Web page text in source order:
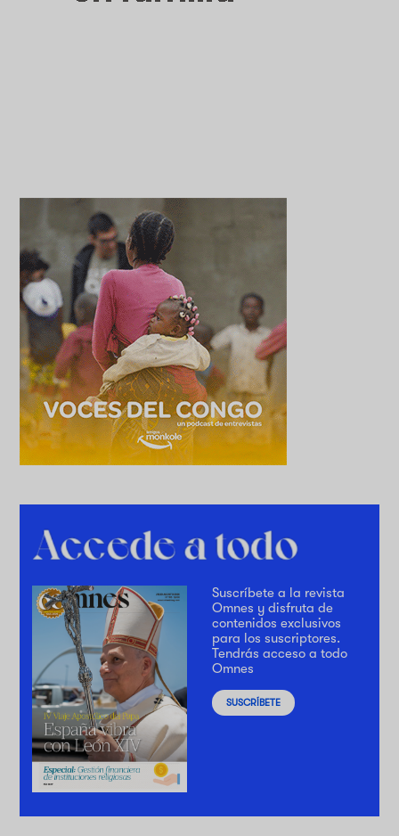
Suscríbete a la revista
Omnes y disfruta de
contenidos exclusivos
para los suscriptores.
Tendrás acceso a todo
Omnes
SUSCRÍBETE